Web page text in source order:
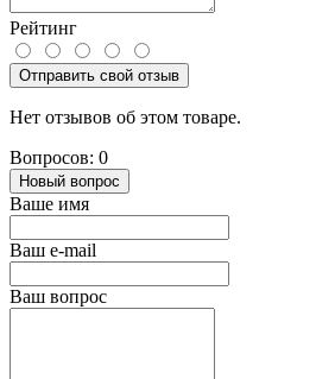
Рейтинг
Отправить свой отзыв
Нет отзывов об этом товаре.
Вопросов: 0
Новый вопрос
Ваше имя
Ваш e-mail
Ваш вопрос